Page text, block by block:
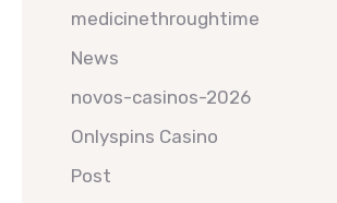
medicinethroughtime
News
novos-casinos-2026
Onlyspins Casino
Post